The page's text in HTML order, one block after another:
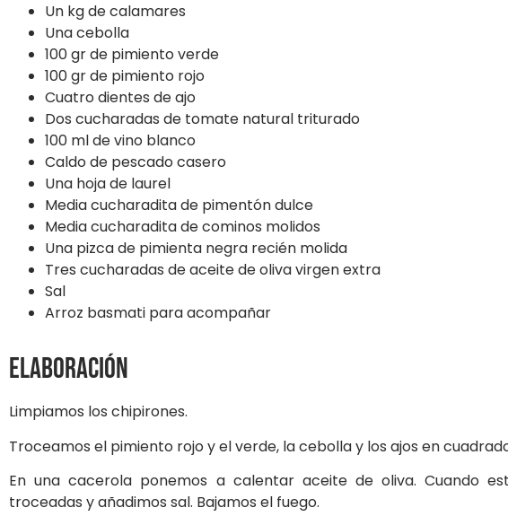
Un kg de calamares
Una cebolla
100 gr de pimiento verde
100 gr de pimiento rojo
Cuatro dientes de ajo
Dos cucharadas de tomate natural triturado
100 ml de vino blanco
Caldo de pescado casero
Una hoja de laurel
Media cucharadita de pimentón dulce
Media cucharadita de cominos molidos
Una pizca de pimienta negra recién molida
Tres cucharadas de aceite de oliva virgen extra
Sal
Arroz basmati para acompañar
Elaboración
Limpiamos los chipirones.
Troceamos el pimiento rojo y el verde, la cebolla y los ajos en
En una cacerola ponemos a calentar aceite de oliva. Cuando
troceadas y añadimos sal. Bajamos el fuego.